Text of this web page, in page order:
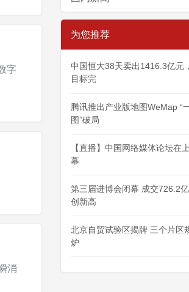
字
消
为您推荐
中国恒大38天卖出1416.3亿元
目标完
腾讯推出产业版地图WeMap “
图”破局
【直播】中国网络媒体论坛在
幕
第三届进博会闭幕 成交726.2
创新高
北京自贸试验区揭牌 三个片区
炉